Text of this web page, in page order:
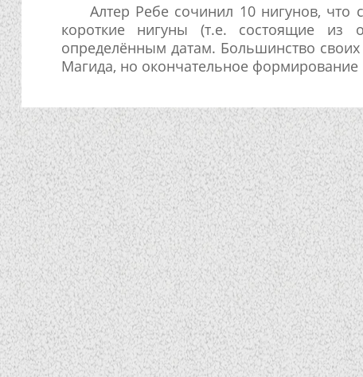
Алтер Ребе сочинил 10 нигунов, что
короткие нигуны (т.е. состоящие
определённым датам. Большинство
Магида, но окончательное формирование